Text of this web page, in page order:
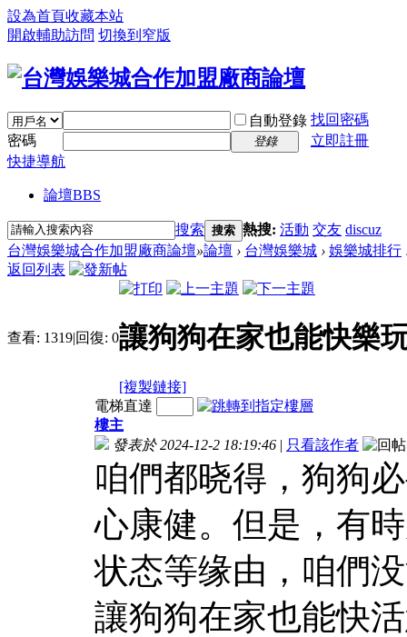
設為首頁收藏本站
開啟輔助訪問 切換到窄版
自動登錄 找回密碼
密碼
登錄
立即註冊
快捷導航
論壇BBS
搜索 搜索 熱搜: 活動 交友 discuz
台灣娛樂城合作加盟廠商論壇»論壇 › 台灣娛樂城 › 娛樂城排行
返回列表
查看: 1319|回復: 0讓狗狗在家也能快樂
[複製鏈接]
電梯直達
樓主
發表於 2024-12-2 18:19:46 | 只看該作者
咱們都晓得，狗狗
心康健。但是，有
状态等缘由，咱們
讓狗狗在家也能快